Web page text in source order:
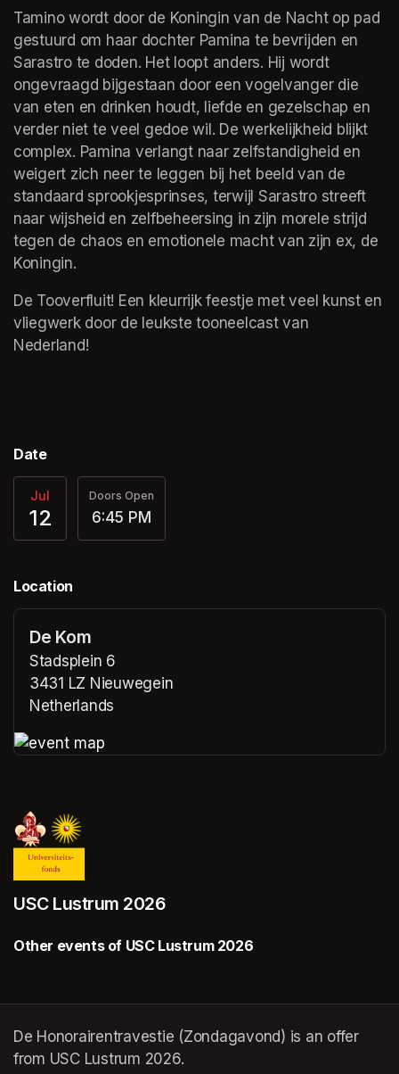
Tamino wordt door de Koningin van de Nacht op pad
gestuurd om haar dochter Pamina te bevrijden en
Sarastro te doden. Het loopt anders. Hij wordt
ongevraagd bijgestaan door een vogelvanger die
van eten en drinken houdt, liefde en gezelschap en
verder niet te veel gedoe wil. De werkelijkheid blijkt
complex. Pamina verlangt naar zelfstandigheid en
weigert zich neer te leggen bij het beeld van de
standaard sprookjesprinses, terwijl Sarastro streeft
naar wijsheid en zelfbeheersing in zijn morele strijd
tegen de chaos en emotionele macht van zijn ex, de
Koningin.
De Tooverfluit! Een kleurrijk feestje met veel kunst en
vliegwerk door de leukste tooneelcast van
Nederland!
Date
Jul
12
Doors Open
6:45 PM
Location
De Kom
Stadsplein 6
3431 LZ Nieuwegein
Netherlands
USC Lustrum 2026
Other events of USC Lustrum 2026
De Honorairentravestie (Zondagavond) is an offer
from USC Lustrum 2026.